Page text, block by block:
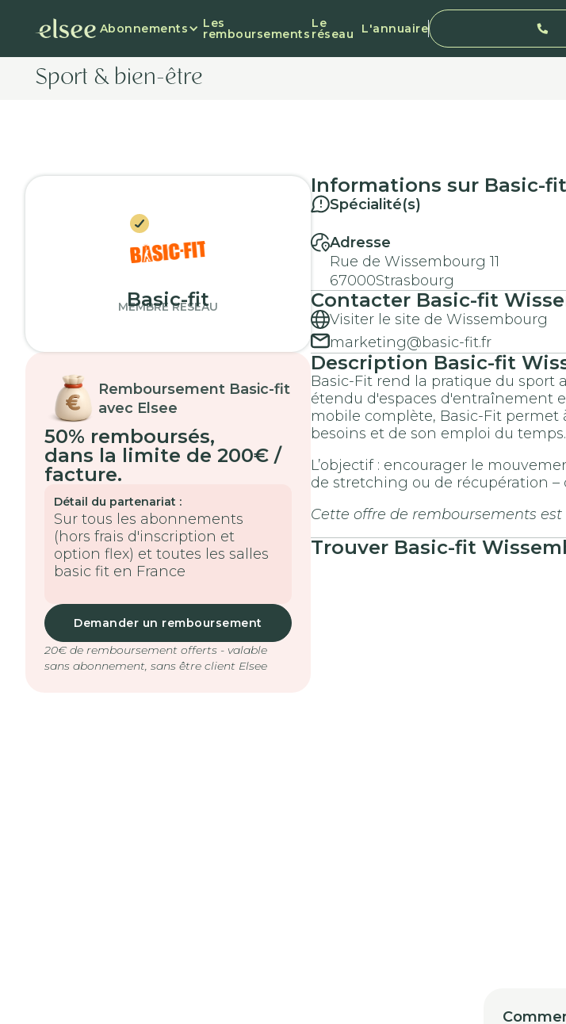
Abonnements Les
remboursements
Le
réseau L'annuaire
Sport & bien-être
Basic-fit
MEMBRE RÉSEAU
Remboursement Basic-fit
avec Elsee
50% remboursés,
dans la limite de 200€ /
facture.
Détail du partenariat :
Sur tous les abonnements
(hors frais d'inscription et
option flex) et toutes les salles
basic fit en France
Demander un remboursement
20€ de remboursement offerts - valable
sans abonnement, sans être client Elsee
Informations sur Basic-fit
Spécialité(s)
Adresse
Rue de Wissembourg 11
67000Strasbourg
Contacter Basic-fit
Visiter le site de Wissembourg
marketing@basic-fit.fr
Description Basic-fit
Basic-Fit rend la pratique du sport
étendu d'espaces d'entraînement
mobile complète, Basic-Fit
besoins et de son emploi du temps.
L’objectif : encourager le
de stretching ou de récupération
Cette offre de remboursements
Trouver Basic-fit